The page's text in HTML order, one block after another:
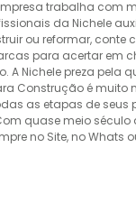
trabalha
da Nichele
ou reformar,
para acertar em
A Nichele preza
Construção é
as etapas de seus
quase meio
no Site, no Whats